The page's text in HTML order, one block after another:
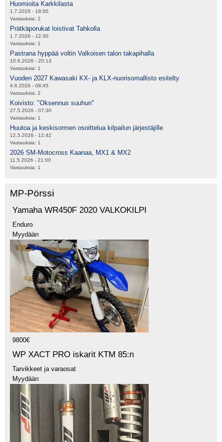
Huomioita Karkkilasta
1.7.2026 - 18:00
Vastauksia: 2
Prätkäporukat loistivat Tahkolla
1.7.2026 - 12:30
Vastauksia: 1
Pastrana hyppää voltin Valkoisen talon takapihalla
10.6.2026 - 20:13
Vastauksia: 1
Vuoden 2027 Kawasaki KX- ja KLX-nuorisomallisto esitelty
4.6.2026 - 08:45
Vastauksia: 2
Koivisto: "Oksennus suuhun"
27.5.2026 - 07:30
Vastauksia: 1
Huutoa ja keskisormen osoittelua kilpailun järjestäjille
12.5.2026 - 12:42
Vastauksia: 1
2026 SM-Motocross Kaanaa, MX1 & MX2
11.5.2026 - 21:00
Vastauksia: 1
MP-Pörssi
Yamaha WR450F 2020 VALKOKILPI
Enduro
Myydään
9800€
WP XACT PRO iskarit KTM 85:n
Tarvikkeet ja varaosat
Myydään